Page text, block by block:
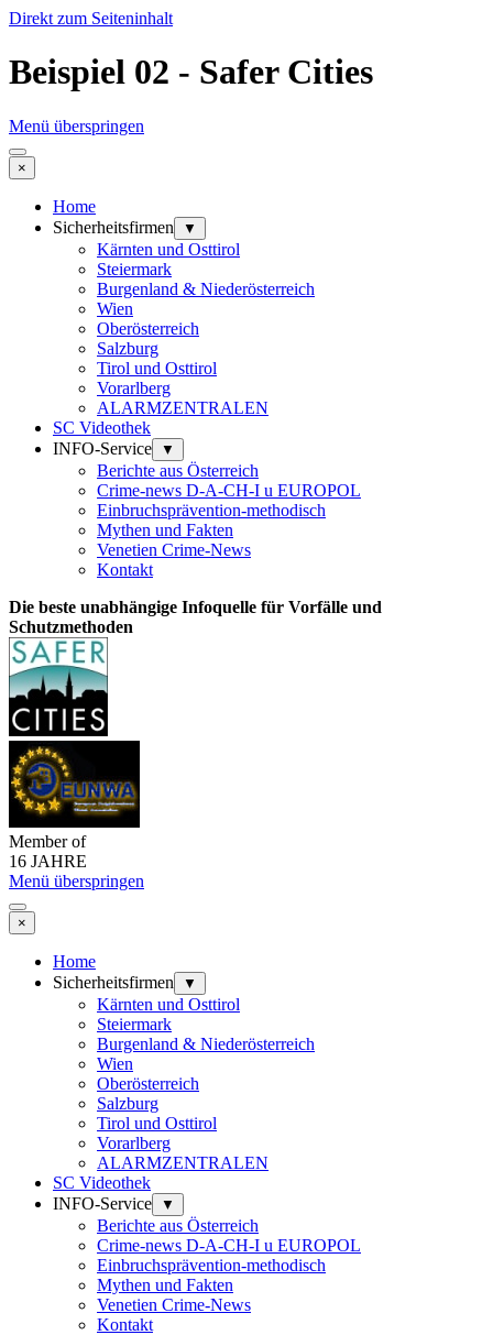
Direkt zum Seiteninhalt
Beispiel 02 - Safer Cities
Menü überspringen
×
Home
Sicherheitsfirmen
▼
Kärnten und Osttirol
Steiermark
Burgenland & Niederösterreich
Wien
Oberösterreich
Salzburg
Tirol und Osttirol
Vorarlberg
ALARMZENTRALEN
SC Videothek
INFO-Service
▼
Berichte aus Österreich
Crime-news D-A-CH-I u EUROPOL
Einbruchsprävention-methodisch
Mythen und Fakten
Venetien Crime-News
Kontakt
Die beste unabhängige Infoquelle für Vorfälle und
Schutzmethoden
Member of
16 JAHRE
Menü überspringen
×
Home
Sicherheitsfirmen
▼
Kärnten und Osttirol
Steiermark
Burgenland & Niederösterreich
Wien
Oberösterreich
Salzburg
Tirol und Osttirol
Vorarlberg
ALARMZENTRALEN
SC Videothek
INFO-Service
▼
Berichte aus Österreich
Crime-news D-A-CH-I u EUROPOL
Einbruchsprävention-methodisch
Mythen und Fakten
Venetien Crime-News
Kontakt